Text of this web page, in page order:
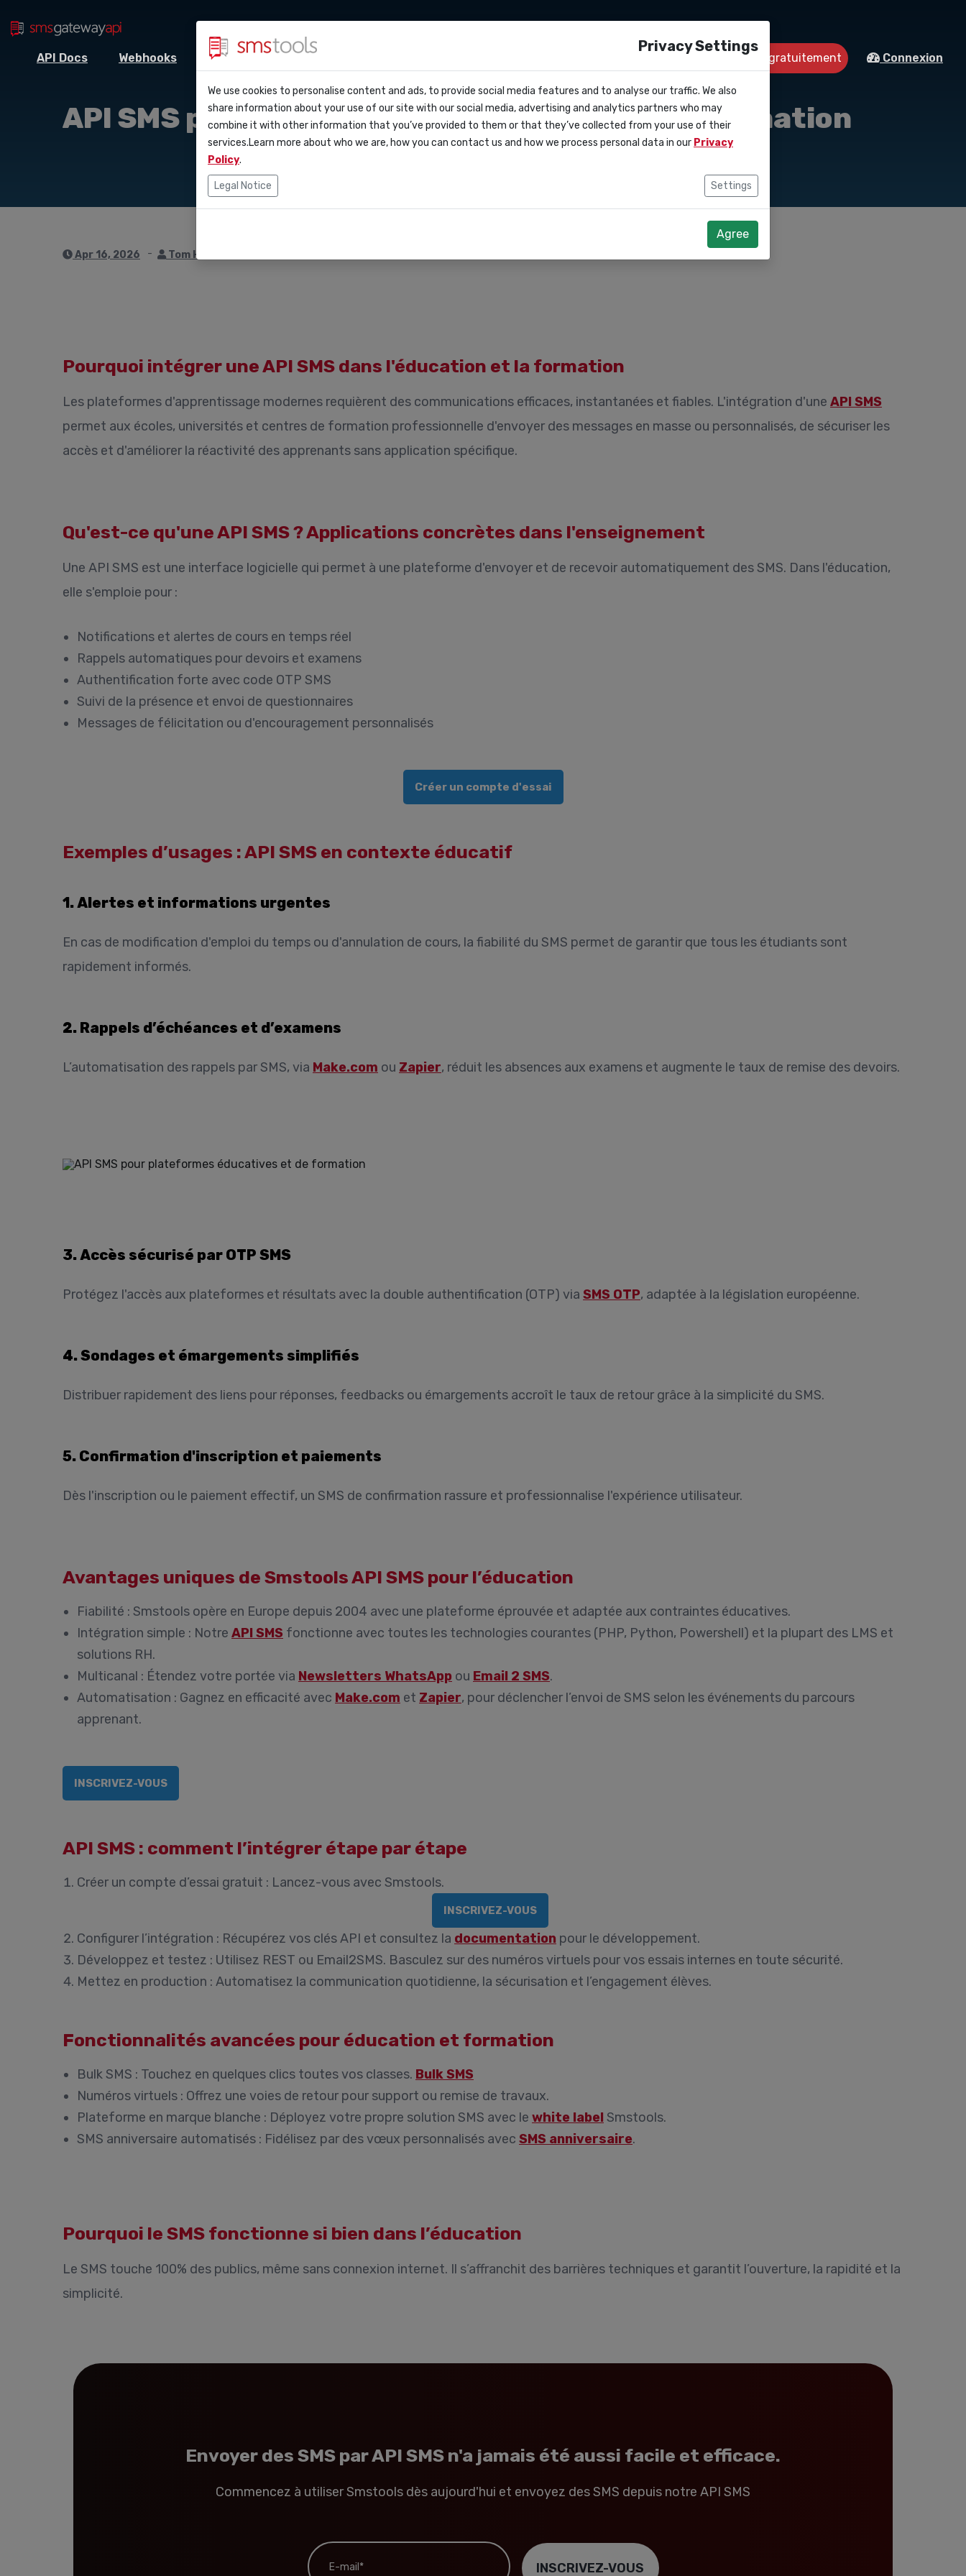
API Docs Webhooks Intégrations Démarrer gratuitement Connexion
API Docs
Zapier
Blog
Service level agreement
(sla)
Demander une offre
API SMS pour plateformes éducatives et de formation
Apr 16, 2026 Tom Hendrix
Pourquoi intégrer une API SMS dans l'éducation et la formation
Les plateformes d'apprentissage modernes requièrent des communications efficaces, instantanées et fiables. L'intégration d'une API SMS
permet aux écoles, universités et centres de formation professionnelle d'envoyer des messages en masse ou personnalisés, de sécuriser les
accès et d'améliorer la réactivité des apprenants sans application spécifique.
Qu'est-ce qu'une API SMS ? Applications concrètes dans l'enseignement
Une API SMS est une interface logicielle qui permet à une plateforme d'envoyer et de recevoir automatiquement des SMS. Dans l'éducation,
elle s'emploie pour :
Notifications et alertes de cours en temps réel
Rappels automatiques pour devoirs et examens
Authentification forte avec code OTP SMS
Suivi de la présence et envoi de questionnaires
Messages de félicitation ou d'encouragement personnalisés
Créer un compte d'essai
Exemples d’usages : API SMS en contexte éducatif
1. Alertes et informations urgentes
En cas de modification d'emploi du temps ou d'annulation de cours, la fiabilité du SMS permet de garantir que tous les étudiants sont
rapidement informés.
2. Rappels d’échéances et d’examens
L’automatisation des rappels par SMS, via Make.com ou Zapier, réduit les absences aux examens et augmente le taux de remise des devoirs.
3. Accès sécurisé par OTP SMS
Protégez l'accès aux plateformes et résultats avec la double authentification (OTP) via SMS OTP, adaptée à la législation européenne.
4. Sondages et émargements simplifiés
Distribuer rapidement des liens pour réponses, feedbacks ou émargements accroît le taux de retour grâce à la simplicité du SMS.
5. Confirmation d'inscription et paiements
Dès l'inscription ou le paiement effectif, un SMS de confirmation rassure et professionnalise l'expérience utilisateur.
Avantages uniques de Smstools API SMS pour l’éducation
Fiabilité : Smstools opère en Europe depuis 2004 avec une plateforme éprouvée et adaptée aux contraintes éducatives.
Intégration simple : Notre API SMS fonctionne avec toutes les technologies courantes (PHP, Python, Powershell) et la plupart des LMS et
solutions RH.
Multicanal : Étendez votre portée via Newsletters WhatsApp ou Email 2 SMS.
Automatisation : Gagnez en efficacité avec Make.com et Zapier, pour déclencher l’envoi de SMS selon les événements du parcours
apprenant.
INSCRIVEZ-VOUS
API SMS : comment l’intégrer étape par étape
Créer un compte d’essai gratuit : Lancez-vous avec Smstools.
INSCRIVEZ-VOUS
Configurer l’intégration : Récupérez vos clés API et consultez la documentation pour le développement.
Développez et testez : Utilisez REST ou Email2SMS. Basculez sur des numéros virtuels pour vos essais internes en toute sécurité.
Mettez en production : Automatisez la communication quotidienne, la sécurisation et l’engagement élèves.
Fonctionnalités avancées pour éducation et formation
Bulk SMS : Touchez en quelques clics toutes vos classes. Bulk SMS
Numéros virtuels : Offrez une voies de retour pour support ou remise de travaux.
Plateforme en marque blanche : Déployez votre propre solution SMS avec le white label Smstools.
SMS anniversaire automatisés : Fidélisez par des vœux personnalisés avec SMS anniversaire.
Pourquoi le SMS fonctionne si bien dans l’éducation
Le SMS touche 100% des publics, même sans connexion internet. Il s’affranchit des barrières techniques et garantit l’ouverture, la rapidité et la
simplicité.
Envoyer des SMS par API SMS n'a jamais été aussi facile et efficace.
Commencez à utiliser Smstools dès aujourd'hui et envoyez des SMS depuis notre API SMS
E-mail*
INSCRIVEZ-VOUS
Privacy Settings
We use cookies to personalise content and ads, to provide social media features and to analyse our traffic. We also
share information about your use of our site with our social media, advertising and analytics partners who may
combine it with other information that you’ve provided to them or that they’ve collected from your use of their
services.Learn more about who we are, how you can contact us and how we process personal data in our Privacy
Policy.
Legal Notice Settings
Agree